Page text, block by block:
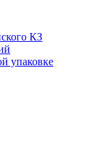
КЗ
упаковке